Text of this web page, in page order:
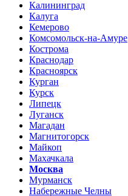
Калининград
Калуга
Кемерово
Комсомольск-на-Амуре
Кострома
Краснодар
Красноярск
Курган
Курск
Липецк
Луганск
Магадан
Магнитогорск
Майкоп
Махачкала
Москва
Мурманск
Набережные Челны